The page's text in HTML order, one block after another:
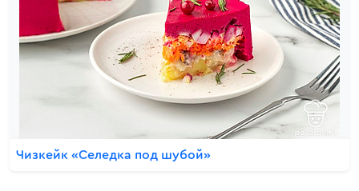
Чизкейк «Селедка под шубой»